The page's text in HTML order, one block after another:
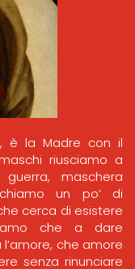
è la Madre con il
riusciamo a
maschera
un po’ di
cerca di esistere
che a dare
che amore
senza rinunciare